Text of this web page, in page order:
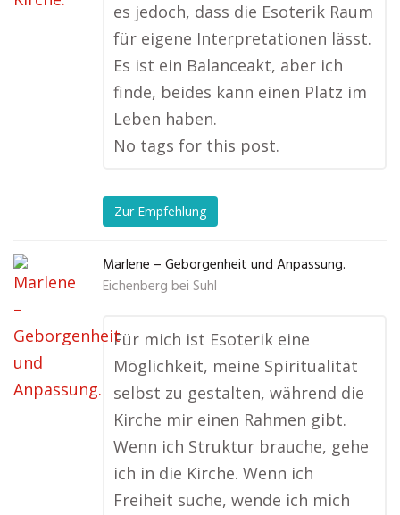
es jedoch, dass die Esoterik Raum
für eigene Interpretationen lässt.
Es ist ein Balanceakt, aber ich
finde, beides kann einen Platz im
Leben haben.
No tags for this post.
Zur Empfehlung
Marlene – Geborgenheit und Anpassung.
Eichenberg bei Suhl
Für mich ist Esoterik eine
Möglichkeit, meine Spiritualität
selbst zu gestalten, während die
Kirche mir einen Rahmen gibt.
Wenn ich Struktur brauche, gehe
ich in die Kirche. Wenn ich
Freiheit suche, wende ich mich